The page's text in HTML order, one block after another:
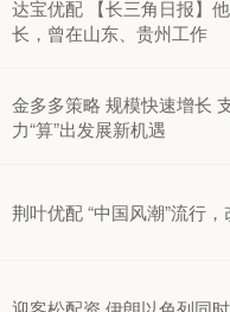
达宝优配 【长三角日报】
长，曾在山东、贵州工作
金多多策略 规模快速增长
力“算”出发展新机遇
荆叶优配 “中国风潮”流行